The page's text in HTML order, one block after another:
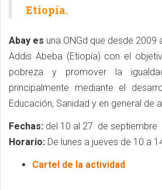
Etiopía.
Abay es una ONGd que desde 2009
Addis Abeba (Etiopía) con el
pobreza y promover la
principalmente mediante el
Educación, Sanidad y en general de
Fechas: del 10 al 27 de septiembre
Horario: De lunes a jueves de 10 a
Cartel de la actividad